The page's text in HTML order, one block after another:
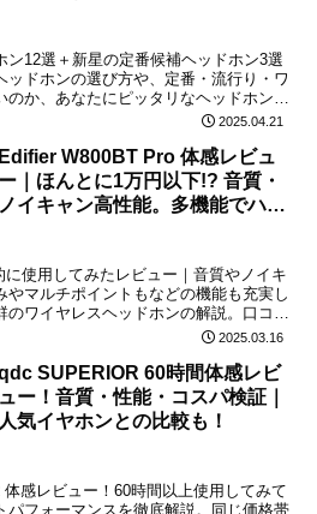
ン12選＋新星の定番候補ヘッドホン3選
ッドホンの選び方や、定番・流行り・ワ
か、あなたにピッタリなヘッドホンを
2025.04.21
Edifier W800BT Pro 体感レビュ
ー｜ほんとに1万円以下!? 音質・
ノイキャン高性能。多機能でハイ
使用してみたレビュー｜音質やノイキ
やマルチポイントもなどの機能も充実し
のワイヤレスヘッドホンの解説。口コミ
2025.03.16
SUPERIOR 60時間体感レビ
ュー！音質・性能・コスパ検証｜
人気イヤホンとの比較も！
感レビュー！60時間以上使用してみて
パフォーマンスを徹底解説。同じ価格帯